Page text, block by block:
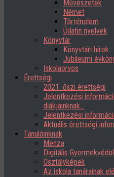
Művészetek
Német
Történelem
Újlatin nyelvek
Könyvtár
Könyvtári hírek
Jubileumi
Iskolaorvos
Érettségi
2021. őszi érettségi
Jelentkezési
diákjainknak…
Jelentkezési
Aktuális érettségi
Tanulóinknak
Menza
Digitális
Osztályképek
Az iskola tanárainak